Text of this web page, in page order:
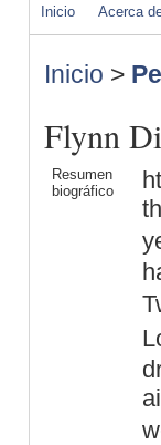
Inicio Acerca
Inicio >
Flynn
Resumen
biográfico